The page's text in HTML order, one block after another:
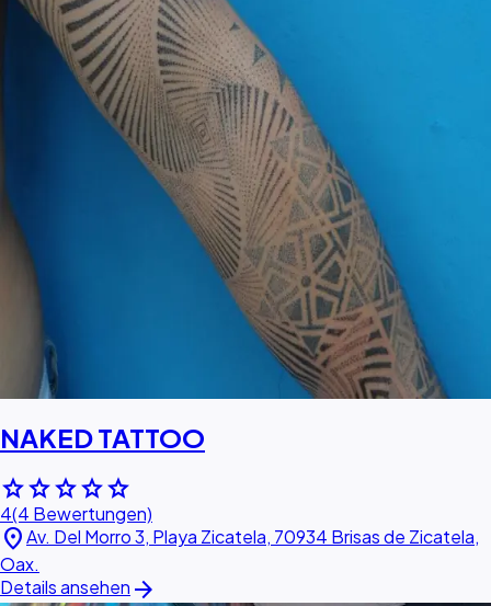
NAKED TATTOO
starstarstarstarstar
4(4 Bewertungen)
location_onAv. Del Morro 3, Playa Zicatela, 70934 Brisas de Zicatela,
Oax.
Details ansehen arrow_forward